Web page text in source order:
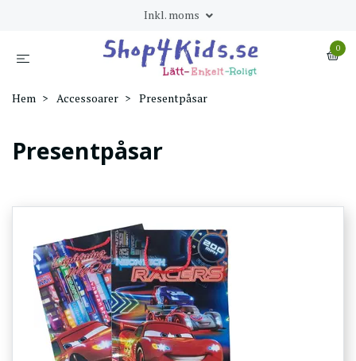
Inkl. moms
0
Hem Accessoarer Presentpåsar
Presentpåsar